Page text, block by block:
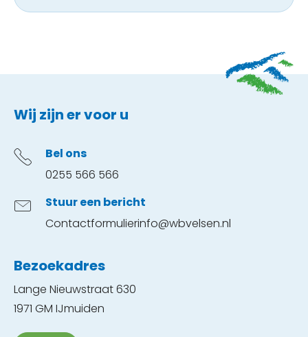
Contactinformatie
Wij zijn er voor u
Bel ons
0255 566 566
Stuur een bericht
Contactformulierinfo@wbvelsen.nl
Bezoekadres
Lange Nieuwstraat 630
1971 GM IJmuiden